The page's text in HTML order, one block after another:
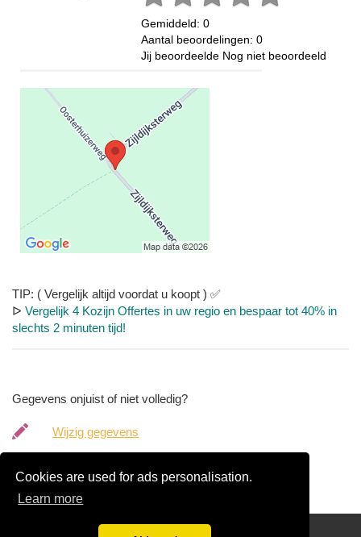
Cookies are used for ads personalisation.
Learn more
Gemiddeld: 0
Aantal beoordelingen: 0
Jij beoordeelde Nog niet beoordeeld
TIP: ( Vergelijk altijd voordat u koopt ) ✅
ᐅ Vergelijk 4 Kozijn Offertes in uw regio en bespaar tot 40% in
slechts 2 minuten tijd!
Gegevens onjuist of niet volledig?
Wijzig gegevens
Ontvang vrijblijvend 4 kozijn offertes